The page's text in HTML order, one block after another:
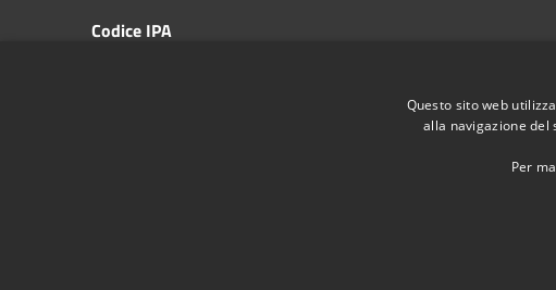
Codice IPA
Questo sito web
alla navigazione del
Per